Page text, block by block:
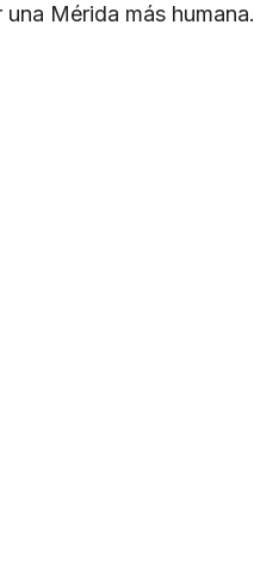
Mérida más humana.